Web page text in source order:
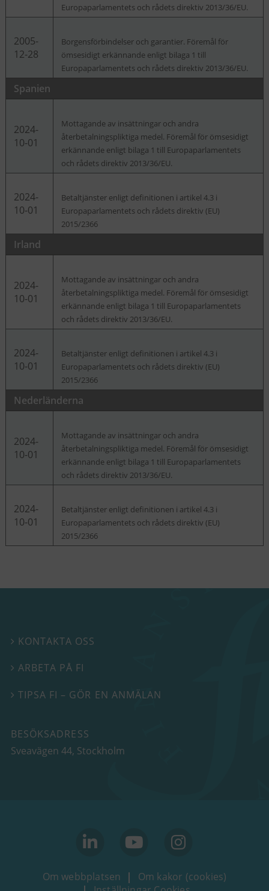
Europaparlamentets och rådets direktiv 2013/36/EU.
2005-
12-28
Borgensförbindelser och garantier. Föremål för
ömsesidigt erkännande enligt bilaga 1 till
Europaparlamentets och rådets direktiv 2013/36/EU.
Spanien
2024-
10-01
Mottagande av insättningar och andra
återbetalningspliktiga medel. Föremål för ömsesidigt
erkännande enligt bilaga 1 till Europaparlamentets
och rådets direktiv 2013/36/EU.
2024-
10-01
Betaltjänster enligt definitionen i artikel 4.3 i
Europaparlamentets och rådets direktiv (EU)
2015/2366
Irland
2024-
10-01
Mottagande av insättningar och andra
återbetalningspliktiga medel. Föremål för ömsesidigt
erkännande enligt bilaga 1 till Europaparlamentets
och rådets direktiv 2013/36/EU.
2024-
10-01
Betaltjänster enligt definitionen i artikel 4.3 i
Europaparlamentets och rådets direktiv (EU)
2015/2366
Nederländerna
2024-
10-01
Mottagande av insättningar och andra
återbetalningspliktiga medel. Föremål för ömsesidigt
erkännande enligt bilaga 1 till Europaparlamentets
och rådets direktiv 2013/36/EU.
2024-
10-01
Betaltjänster enligt definitionen i artikel 4.3 i
Europaparlamentets och rådets direktiv (EU)
2015/2366
 KONTAKTA OSS
 ARBETA PÅ FI
TIPSA FI – GÖR EN ANMÄLAN
BESÖKSADRESS
Sveavägen 44, Stockholm
Om webbplatsen
Om kakor (cookies)